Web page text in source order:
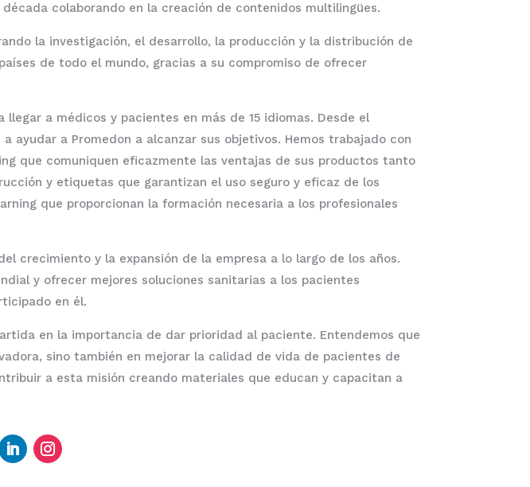
década colaborando en la creación de contenidos multilingües.
la investigación, el desarrollo, la producción y la distribución de
de todo el mundo, gracias a su compromiso de ofrecer
llegar a médicos y pacientes en más de 15 idiomas. Desde el
ayudar a Promedon a alcanzar sus objetivos. Hemos trabajado con
que comuniquen eficazmente las ventajas de sus productos tanto
y etiquetas que garantizan el uso seguro y eficaz de los
que proporcionan la formación necesaria a los profesionales
crecimiento y la expansión de la empresa a lo largo de los años.
y ofrecer mejores soluciones sanitarias a los pacientes
en él.
en la importancia de dar prioridad al paciente. Entendemos que
sino también en mejorar la calidad de vida de pacientes de
a esta misión creando materiales que educan y capacitan a